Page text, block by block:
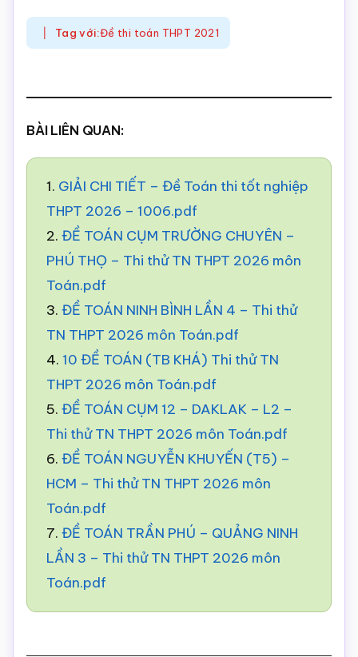
Tag với:Đề thi toán THPT 2021
BÀI LIÊN QUAN:
1. GIẢI CHI TIẾT – Đề Toán thi tốt nghiệp
THPT 2026 – 1006.pdf
2. ĐỀ TOÁN CỤM TRƯỜNG CHUYÊN –
PHÚ THỌ – Thi thử TN THPT 2026 môn
Toán.pdf
3. ĐỀ TOÁN NINH BÌNH LẦN 4 – Thi thử
TN THPT 2026 môn Toán.pdf
4. 10 ĐỀ TOÁN (TB KHÁ) Thi thử TN
THPT 2026 môn Toán.pdf
5. ĐỀ TOÁN CỤM 12 – DAKLAK – L2 –
Thi thử TN THPT 2026 môn Toán.pdf
6. ĐỀ TOÁN NGUYỄN KHUYẾN (T5) –
HCM – Thi thử TN THPT 2026 môn
Toán.pdf
7. ĐỀ TOÁN TRẦN PHÚ – QUẢNG NINH
LẦN 3 – Thi thử TN THPT 2026 môn
Toán.pdf